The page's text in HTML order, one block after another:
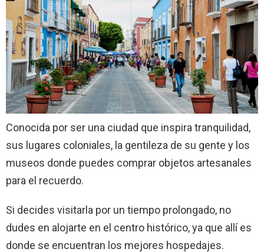
Conocida por ser una ciudad que inspira tranquilidad,
sus lugares coloniales, la gentileza de su gente y los
museos donde puedes comprar objetos artesanales
para el recuerdo.
Si decides visitarla por un tiempo prolongado, no
dudes en alojarte en el centro histórico, ya que allí es
donde se encuentran los mejores hospedajes.